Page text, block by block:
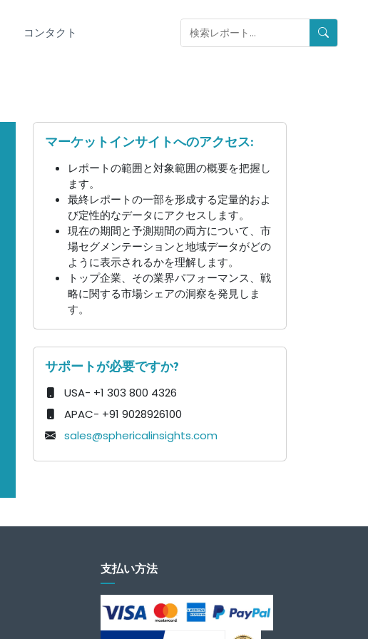
コンタクト
マーケットインサイトへのアクセス:
レポートの範囲と対象範囲の概要を把握し
ます。
最終レポートの一部を形成する定量的およ
び定性的なデータにアクセスします。
現在の期間と予測期間の両方について、市
場セグメンテーションと地域データがどの
ように表示されるかを理解します。
トップ企業、その業界パフォーマンス、戦
略に関する市場シェアの洞察を発見しま
す。
サポートが必要ですか?
USA- +1 303 800 4326
APAC- +91 9028926100
sales@sphericalinsights.com
支払い方法